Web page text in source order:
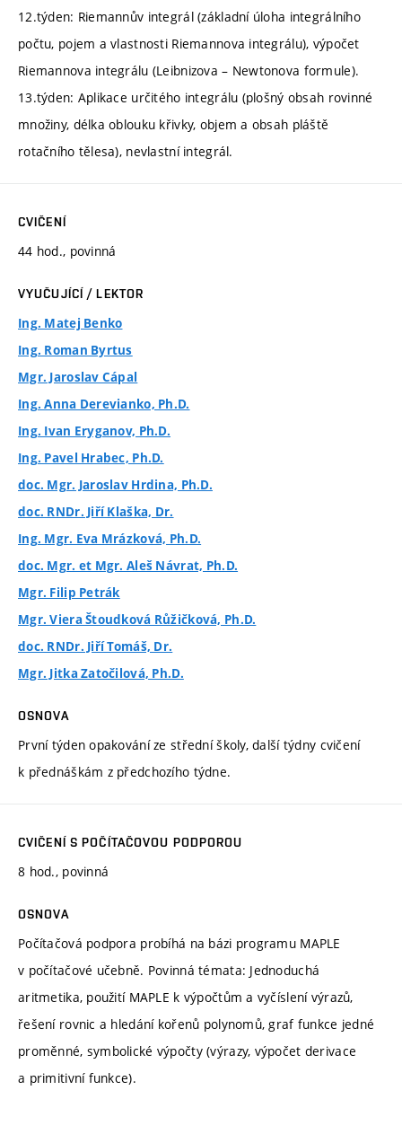
12.týden: Riemannův integrál (základní úloha integrálního
počtu, pojem a vlastnosti Riemannova integrálu), výpočet
Riemannova integrálu (Leibnizova – Newtonova formule).
13.týden: Aplikace určitého integrálu (plošný obsah rovinné
množiny, délka oblouku křivky, objem a obsah pláště
rotačního tělesa), nevlastní integrál.
CVIČENÍ
44 hod., povinná
VYUČUJÍCÍ / LEKTOR
Ing. Matej Benko
Ing. Roman Byrtus
Mgr. Jaroslav Cápal
Ing. Anna Derevianko, Ph.D.
Ing. Ivan Eryganov, Ph.D.
Ing. Pavel Hrabec, Ph.D.
doc. Mgr. Jaroslav Hrdina, Ph.D.
doc. RNDr. Jiří Klaška, Dr.
Ing. Mgr. Eva Mrázková, Ph.D.
doc. Mgr. et Mgr. Aleš Návrat, Ph.D.
Mgr. Filip Petrák
Mgr. Viera Štoudková Růžičková, Ph.D.
doc. RNDr. Jiří Tomáš, Dr.
Mgr. Jitka Zatočilová, Ph.D.
OSNOVA
První týden opakování ze střední školy, další týdny cvičení
k přednáškám z předchozího týdne.
CVIČENÍ S POČÍTAČOVOU PODPOROU
8 hod., povinná
OSNOVA
Počítačová podpora probíhá na bázi programu MAPLE
v počítačové učebně. Povinná témata: Jednoduchá
aritmetika, použití MAPLE k výpočtům a vyčíslení výrazů,
řešení rovnic a hledání kořenů polynomů, graf funkce jedné
proměnné, symbolické výpočty (výrazy, výpočet derivace
a primitivní funkce).